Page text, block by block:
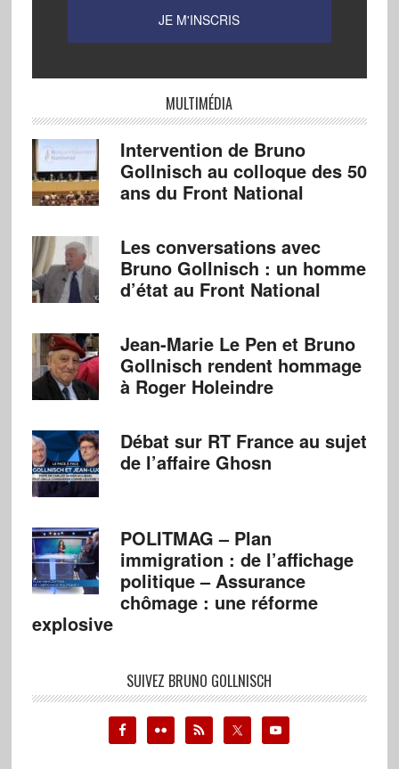
MULTIMÉDIA
Intervention de Bruno
Gollnisch au colloque des 50
ans du Front National
Les conversations avec
Bruno Gollnisch : un homme
d’état au Front National
Jean-Marie Le Pen et Bruno
Gollnisch rendent hommage
à Roger Holeindre
Débat sur RT France au sujet
de l’affaire Ghosn
POLITMAG – Plan
immigration : de l’affichage
politique – Assurance
chômage : une réforme
explosive
SUIVEZ BRUNO GOLLNISCH